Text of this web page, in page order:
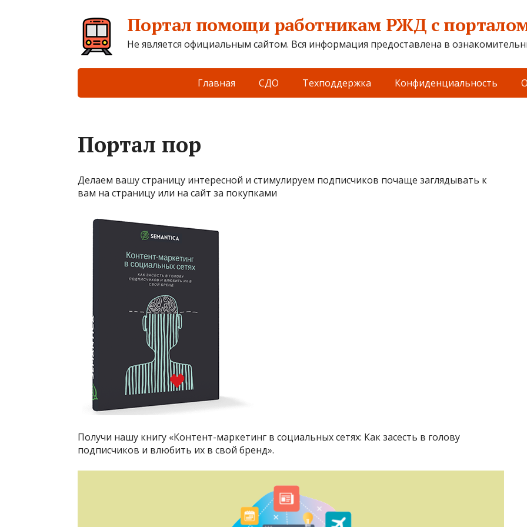
Портал помощи работникам РЖД с
Не является официальным сайтом. Вся информация предоставлена в
Главная СДО Техподдержка Конфиденциальность
Портал пор
Делаем вашу страницу интересной и стимулируем подписчиков почаще заглядывать к
вам на страницу или на сайт за покупками
Получи нашу книгу «Контент-маркетинг в социальных сетях: Как засесть в голову
подписчиков и влюбить их в свой бренд».